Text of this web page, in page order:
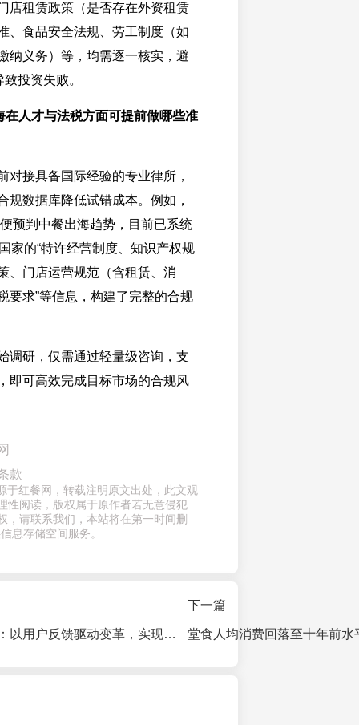
租赁政策（是否存在外资租赁
、食品安全法规、劳工制度（如
纳义务）等，均需逐一核实，避
投资失败。
在人才与法税方面可提前做哪些准
对接具备国际经验的专业律所，
规数据库降低试错成本。例如，
预判中餐出海趋势，目前已系统
家的“特许经营制度、知识产权规
、门店运营规范（含租赁、消
要求”等信息，构建了完整的合规
调研，仅需通过轻量级咨询，支
即可高效完成目标市场的合规风
款
于红餐网，转载注明原文出处，此文观
性阅读，版权属于原作者若无意侵犯
，请联系我们，本站将在第一时间删
息存储空间服务。
比格比萨赵志强：以用户反馈驱动变革，实现老品牌的跃升突破
下一篇